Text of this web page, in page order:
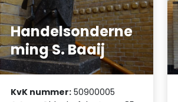
Handelsonderne
ming S. Baaij
KvK nummer: 50900005